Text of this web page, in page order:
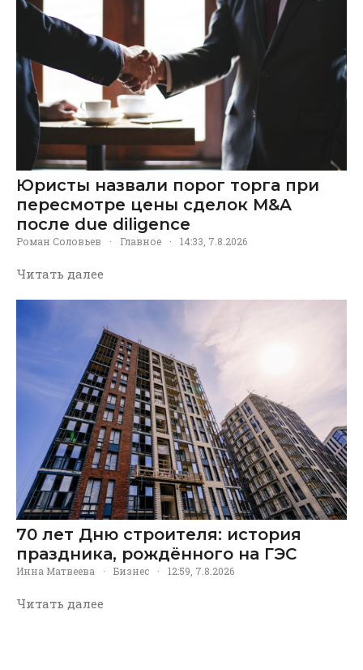
Юристы назвали порог торга при
пересмотре цены сделок M&A
после due diligence
Роман Соловьев · Главное · 14:33, 7.8.2026
Читать далее
70 лет Дню строителя: история
праздника, рождённого на ГЭС
Инна Матвеева · Бизнес · 12:59, 7.8.2026
Читать далее